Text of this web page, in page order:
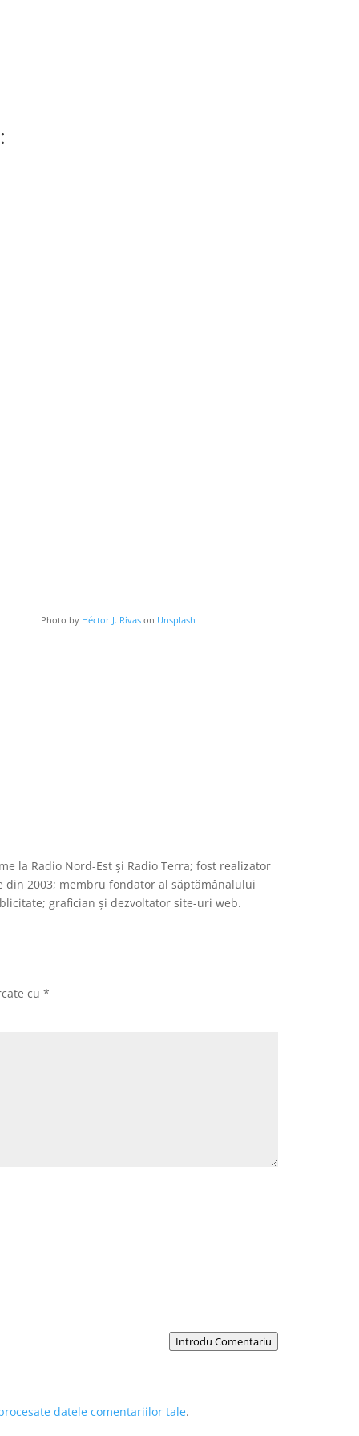
Photo by Héctor J. Rivason Unsplash
la Radio Nord-Est și Radio Terra; fost realizator
2003; membru fondator al săptămânalului
grafician și dezvoltator site-uri web.
cu *
Introdu Comentariu
datele comentariilor tale.